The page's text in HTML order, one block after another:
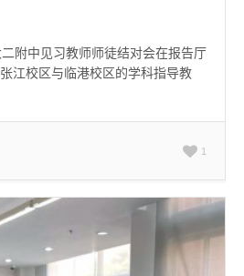
附中见习教师师徒结对会在报告厅
江校区与临港校区的学科指导教
1